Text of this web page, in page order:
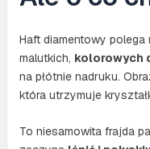
Haft diamentowy polega
malutkich, kolorowych
na płótnie nadruku.
która utrzymuje
To niesamowita frajda